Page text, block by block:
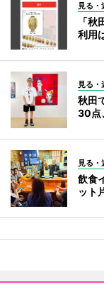
見る・
「
利用
見る・
秋田
30点
見る・
飲食
ット